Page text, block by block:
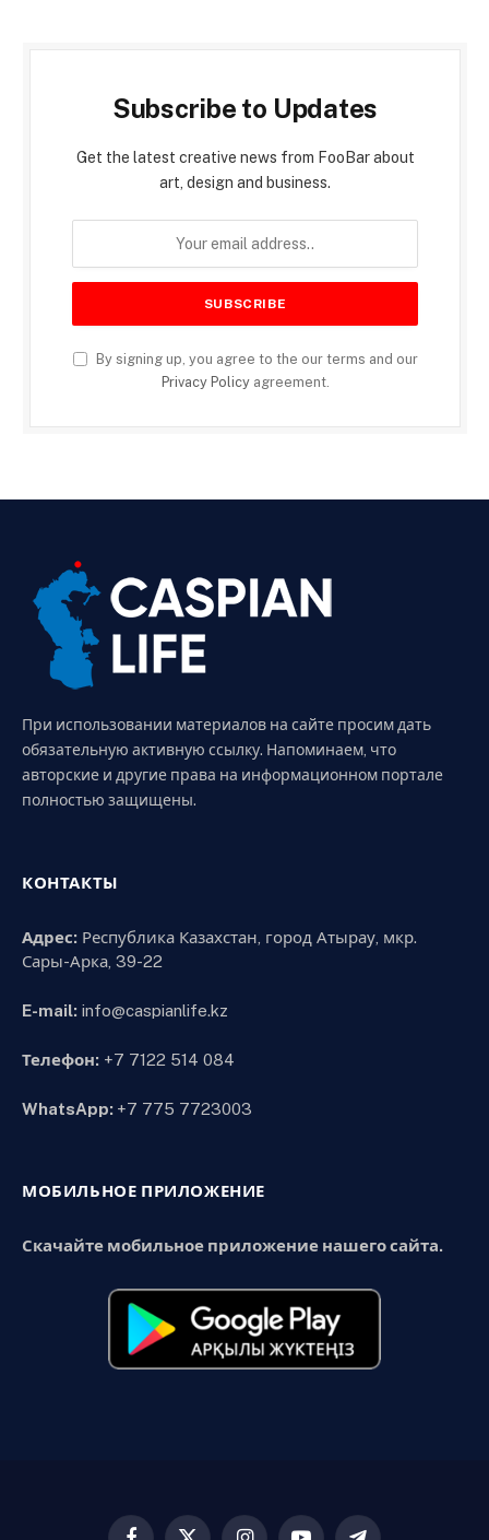
Subscribe to Updates
Get the latest creative news from FooBar about
art, design and business.
By signing up, you agree to the our terms and our
Privacy Policyagreement.
При использовании материалов на сайте просим дать
обязательную активную ссылку. Напоминаем, что
авторские и другие права на информационном портале
полностью защищены.
КОНТАКТЫ
Адрес: Республика Казахстан, город Атырау, мкр.
Сары-Арка, 39-22
E-mail: info@caspianlife.kz
Телефон: +7 7122 514 084
WhatsApp: +7 775 7723003
МОБИЛЬНОЕ ПРИЛОЖЕНИЕ
Скачайте мобильное приложение нашего сайта.